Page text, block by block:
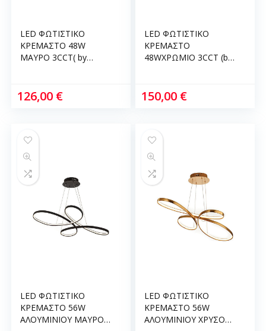
LED ΦΩΤΙΣΤΙΚΟ
ΚΡΕΜΑΣΤΟ 48W
ΜΑΥΡΟ 3CCT( by
126,00 €
LED ΦΩΤΙΣΤΙΚΟ
ΚΡΕΜΑΣΤΟ
48WΧΡΩΜΙΟ 3CCT (by
CH
150,00 €
LED ΦΩΤΙΣΤΙΚΟ
ΚΡΕΜΑΣΤΟ 56W
ΑΛΟΥΜΙΝΙΟΥ ΜΑΥΡΟ
LED ΦΩΤΙΣΤΙΚΟ
ΚΡΕΜΑΣΤΟ 56W
ΑΛΟΥΜΙΝΙΟΥ ΧΡΥΣΟ